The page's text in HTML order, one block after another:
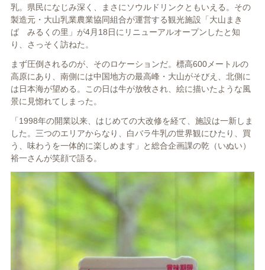
乳。県民になじみ深く、まさにソウルドリンクともいえる。その
製造元・大山乳業農業協同組合が運営する観光施設「大山まき
ば みるくの里」が4月18日にリニューアルオープンしたと知
り、さっそく訪ねた。
まず圧倒されるのが、そのロケーションだ。標高600メートルの
高原にあり、南側には中国地方の最高峰・大山がそびえ、北側に
は日本海が望める。この日は牛が放牧され、絵に描いたような風
景に見惚れてしまった。
「1998年の開業以来、はじめての大改修を経て、施設は一新しま
した。三つのエリアからなり、白バラ牛乳の世界観にひたり、買
う、味わうを一体的に楽しめます」と総合企画課の乾（いぬい）
裕一さんが笑顔で語る。